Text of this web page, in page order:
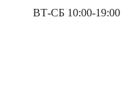
ВТ-СБ 10:00-19:00